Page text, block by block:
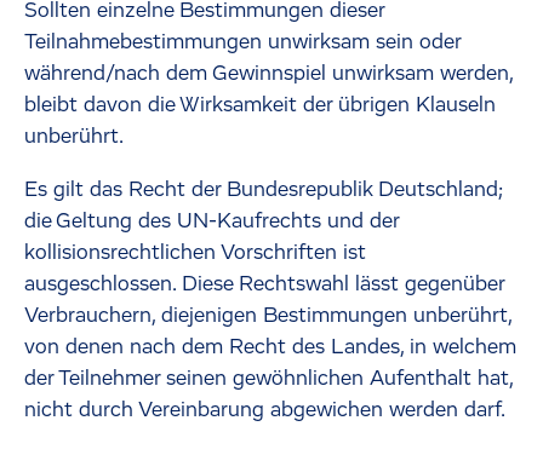
Sollten einzelne Bestimmungen dieser
Teilnahmebestimmungen unwirksam sein oder
während/nach dem Gewinnspiel unwirksam werden,
bleibt davon die Wirksamkeit der übrigen Klauseln
unberührt.
Es gilt das Recht der Bundesrepublik Deutschland;
die Geltung des UN-Kaufrechts und der
kollisionsrechtlichen Vorschriften ist
ausgeschlossen. Diese Rechtswahl lässt gegenüber
Verbrauchern, diejenigen Bestimmungen unberührt,
von denen nach dem Recht des Landes, in welchem
der Teilnehmer seinen gewöhnlichen Aufenthalt hat,
nicht durch Vereinbarung abgewichen werden darf.